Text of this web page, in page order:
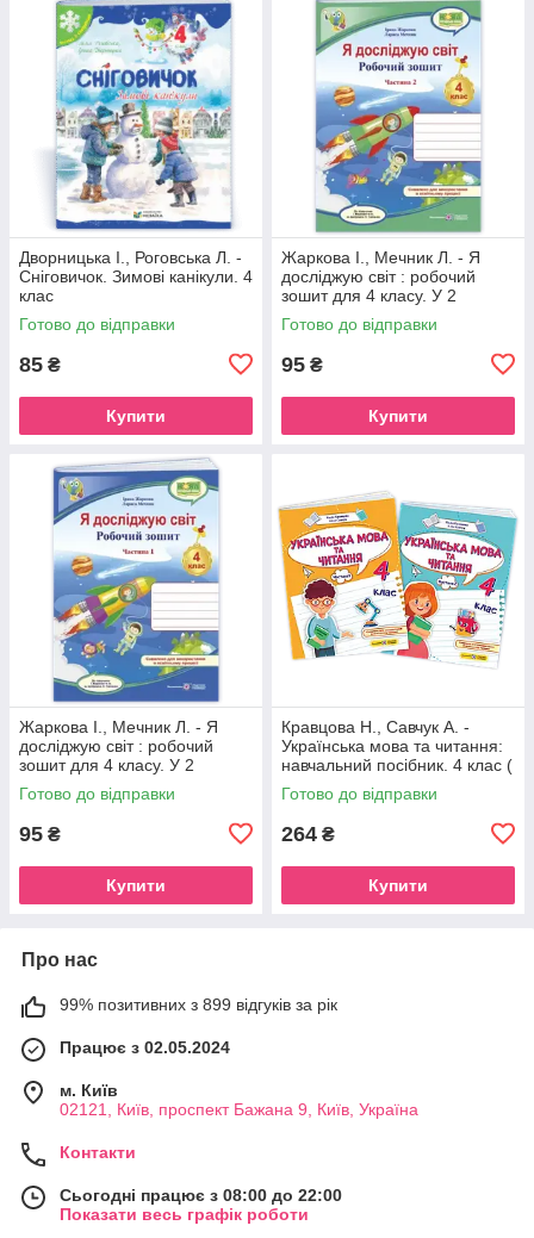
Дворницька І., Роговська Л. -
Сніговичок. Зимові канікули. 4
клас
Готово до відправки
85 ₴
Купити
Жаркова І., Мечник Л. - Я
досліджую світ : робочий
зошит для 4 класу. У 2
частинах, Частина 2. (до
підручника І. Жаркової )
Готово до відправки
95 ₴
Купити
Жаркова І., Мечник Л. - Я
досліджую світ : робочий
зошит для 4 класу. У 2
частинах, Частина 1. (до
підручника І. Жаркової )
Готово до відправки
95 ₴
Купити
Кравцова Н., Савчук А. -
Українська мова та читання:
навчальний посібник. 4 клас (
У 4 частинах, Частини 1-2 )
Готово до відправки
264 ₴
Купити
Про нас
99% позитивних з 899 відгуків за рік
Працює з 02.05.2024
м. Київ
02121, Київ, проспект Бажана 9, Київ, Україна
Контакти
Сьогодні працює з 08:00 до 22:00
Показати весь графік роботи